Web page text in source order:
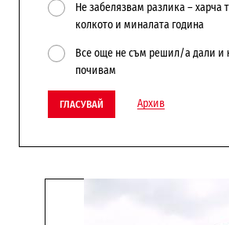
Не забелязвам разлика – харча
колкото и миналата година
Все още не съм решил/а дали и
почивам
ГЛАСУВАЙ Архив